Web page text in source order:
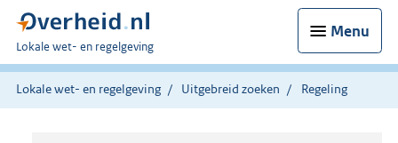
Menu
U
bent
hier:
Lokale wet- en regelgeving
Lokale wet- en regelgeving Uitgebreid zoeken Regeling